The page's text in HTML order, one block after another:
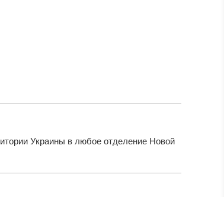
Украины в любое отделение Новой